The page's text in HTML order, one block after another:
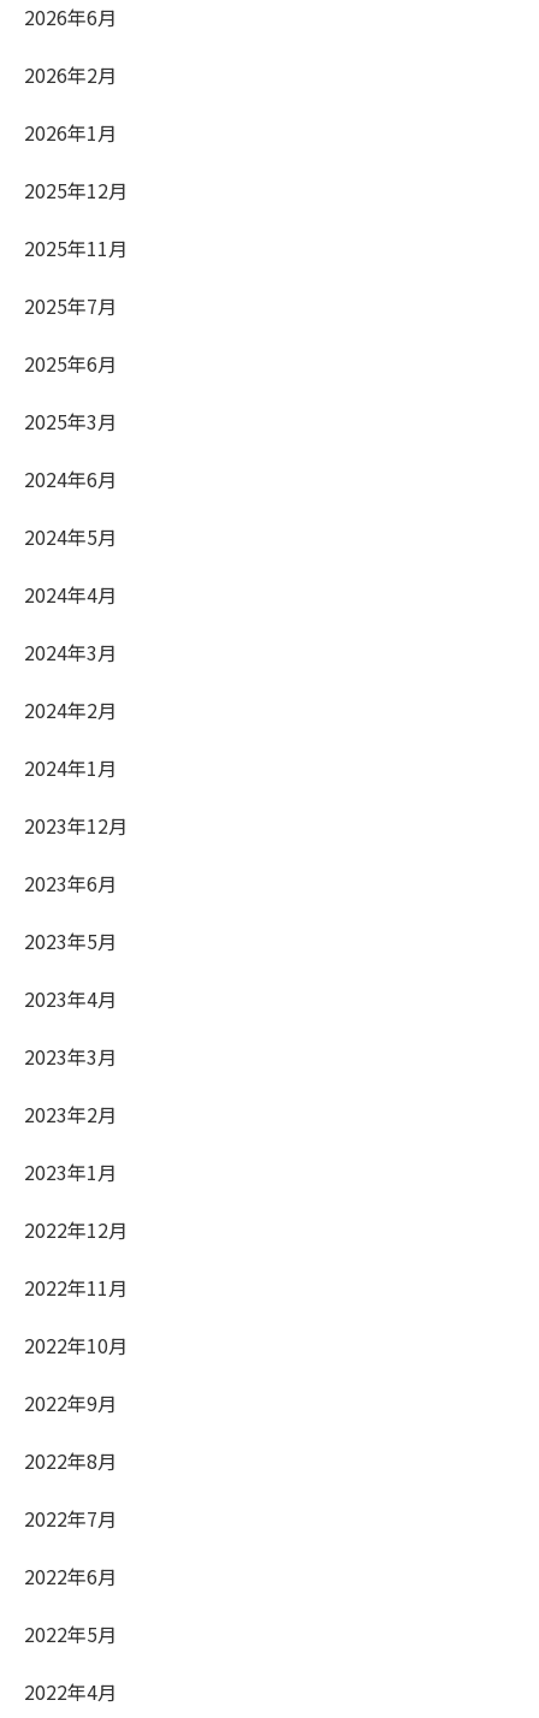
2026年6月
2026年2月
2026年1月
2025年12月
2025年11月
2025年7月
2025年6月
2025年3月
2024年6月
2024年5月
2024年4月
2024年3月
2024年2月
2024年1月
2023年12月
2023年6月
2023年5月
2023年4月
2023年3月
2023年2月
2023年1月
2022年12月
2022年11月
2022年10月
2022年9月
2022年8月
2022年7月
2022年6月
2022年5月
2022年4月